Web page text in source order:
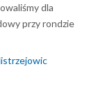
dla
przy rondzie